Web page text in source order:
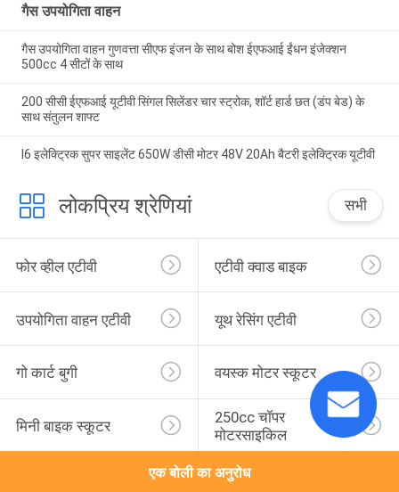
गैस उपयोगिता वाहन
गैस उपयोगिता वाहन गुणवत्ता सीएफ इंजन के साथ बोश ईएफआई ईंधन इंजेक्शन
500cc 4 सीटों के साथ
200 सीसी ईएफआई यूटीवी सिंगल सिलेंडर चार स्ट्रोक, शॉर्ट हार्ड छत (डंप बेड) के
साथ संतुलन शाफ्ट
I6 इलेक्ट्रिक सुपर साइलेंट 650W डीसी मोटर 48V 20Ah बैटरी इलेक्ट्रिक यूटीवी
लोकप्रिय श्रेणियां सभी
फोर व्हील एटीवी एटीवी क्वाड बाइक
उपयोगिता वाहन एटीवी यूथ रेसिंग एटीवी
गो कार्ट बुगी वयस्क मोटर स्कूटर
मिनी बाइक स्कूटर
250cc चॉपर
मोटरसाइकिल
एक बोली का अनुरोध